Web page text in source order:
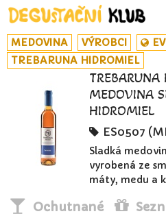
MEDOVINA VÝROBCI
TREBARUNA HIDROMIEL
MEDOVINA
HIDROMIEL
ES0507
Sladká
vyrobená ze
máty, medu a
Ochutnané